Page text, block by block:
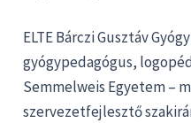
ELTE Bárczi Gusztáv
gyógypedagógus,
Semmelweis Egyetem –
szervezetfejlesztő